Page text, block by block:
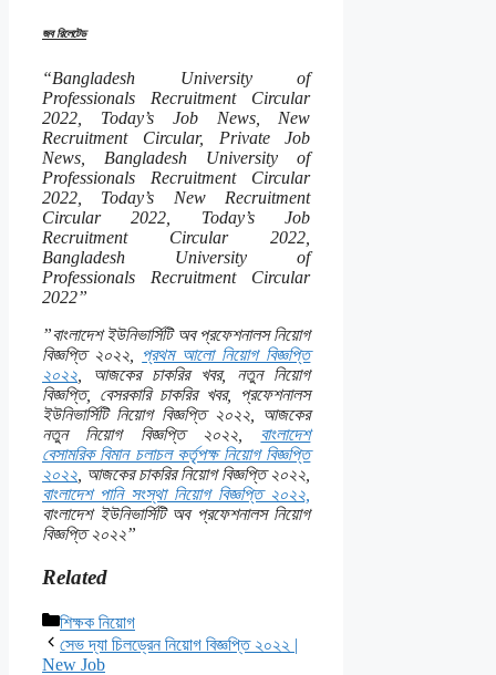
জব রিলেটেড
“Bangladesh University of
Professionals Recruitment Circular
2022, Today’s Job News, New
Recruitment Circular, Private Job
News, Bangladesh University of
Professionals Recruitment Circular
2022, Today’s New Recruitment
Circular 2022, Today’s Job
Recruitment Circular 2022,
Bangladesh University of
Professionals Recruitment Circular
2022”
”বাংলাদেশ ইউনিভার্সিটি অব প্রফেশনালস নিয়োগ
বিজ্ঞপ্তি ২০২২,
প্রথম আলো নিয়োগ বিজ্ঞপ্তি
২০২২ , আজকের চাকরির খবর, নতুন নিয়োগ
বিজ্ঞপ্তি, বেসরকারি চাকরির খবর, প্রফেশনালস
ইউনিভার্সিটি নিয়োগ বিজ্ঞপ্তি ২০২২, আজকের
নতুন নিয়োগ বিজ্ঞপ্তি ২০২২, বাংলাদেশ
বেসামরিক বিমান চলাচল কর্তৃপক্ষ নিয়োগ বিজ্ঞপ্তি
২০২২ , আজকের চাকরির নিয়োগ বিজ্ঞপ্তি ২০২২,
বাংলাদেশ পানি সংস্থা নিয়োগ বিজ্ঞপ্তি ২০২২,
বাংলাদেশ ইউনিভার্সিটি অব প্রফেশনালস নিয়োগ
বিজ্ঞপ্তি ২০২২”
Related
Categories
শিক্ষক নিয়োগ
সেভ দ্যা চিলড্রেন নিয়োগ বিজ্ঞপ্তি ২০২২ |
New Job